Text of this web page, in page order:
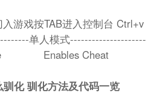
游戏按TAB进入控制台 Ctrl+v
单人模式---------------------
Enables Cheat
化 驯化方法及代码一览